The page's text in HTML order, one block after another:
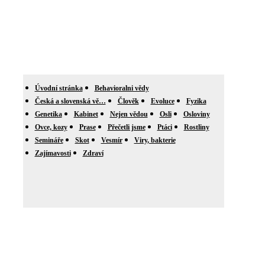
Úvodní stránka
Behavioralni vědy
Česká a slovenská vě…
Člověk Evoluce
Fyzika
Genetika
Kabinet Nejen vědou Osli
Osloviny
Ovce, kozy
Prase Přečetli jsme Ptáci
Rostliny
Semináře
Skot Vesmír
Viry, bakterie
Zajímavosti
Zdraví